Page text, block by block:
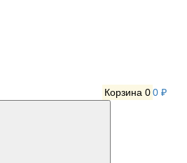
Корзина 00 ₽